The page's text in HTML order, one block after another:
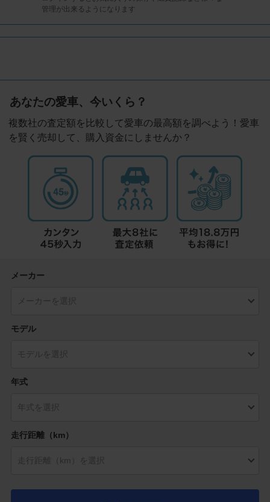
管理が出来るようになります
あなたの愛車、今いくら？
複数社の査定額を比較して愛車の最高額を調べよう！愛車
を賢く売却して、購入資金にしませんか？
メーカー
モデル
年式
走行距離（km）